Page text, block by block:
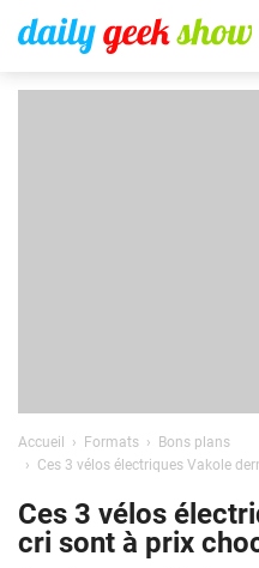
Accueil Formats
Bons plans
Ces 3 vélos électriques Vakole
Ces 3 vélos
cri sont à prix